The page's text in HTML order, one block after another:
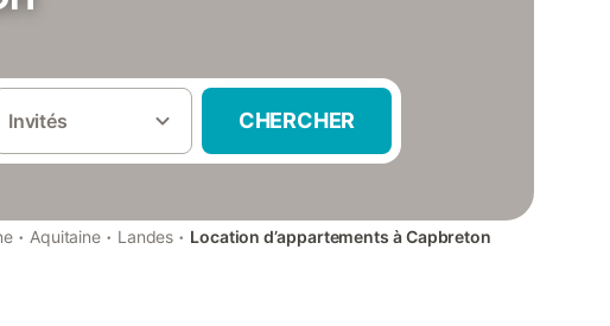
Invités CHERCHER
· Aquitaine · Landes · Location d’appartements à Capbreton